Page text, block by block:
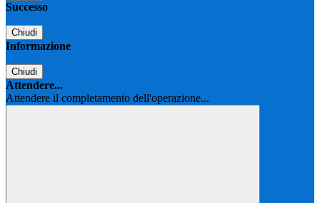
Successo
Chiudi
Informazione
Chiudi
Attendere...
Attendere il completamento dell'operazione...